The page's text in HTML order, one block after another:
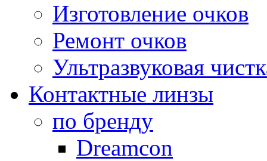
Изготовление очков
Ремонт очков
Ультразвуковая
Контактные линзы
по бренду
Dreamcon